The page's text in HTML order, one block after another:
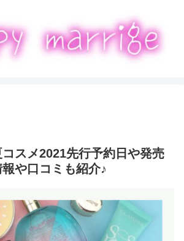
スメ2021先行予約日や発売
や口コミも紹介♪